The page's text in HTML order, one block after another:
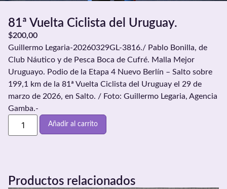
81ª Vuelta Ciclista del Uruguay.
$200,00
Guillermo Legaria-20260329GL-3816./ Pablo Bonilla, de
Club Náutico y de Pesca Boca de Cufré. Malla Mejor
Uruguayo. Podio de la Etapa 4 Nuevo Berlín – Salto sobre
199,1 km de la 81ª Vuelta Ciclista del Uruguay el 29 de
marzo de 2026, en Salto. / Foto: Guillermo Legaria, Agencia
Gamba.-
Añadir al carrito
Productos relacionados